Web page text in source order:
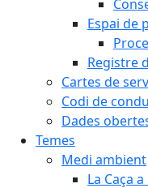
Espai de
Registre
Cartes de
Codi de
Dades
Temes
Medi ambient
La Caça